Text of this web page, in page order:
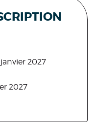
janvier 2027
2027